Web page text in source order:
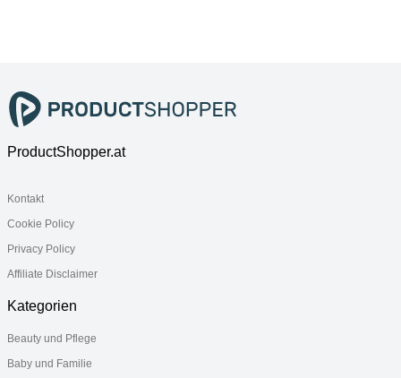
drehbarer
Kindersitz
Kindersitz
ProductShopper.at
Kontakt
Cookie Policy
Privacy Policy
Affiliate Disclaimer
Kategorien
Beauty und Pflege
Baby und Familie